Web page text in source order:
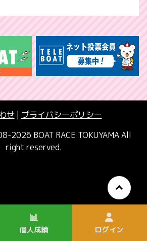
せ | プライバシーポリシー
2026 BOAT RACE TOKUYAMA All
right reserved.
📊
個人成績 ログイン